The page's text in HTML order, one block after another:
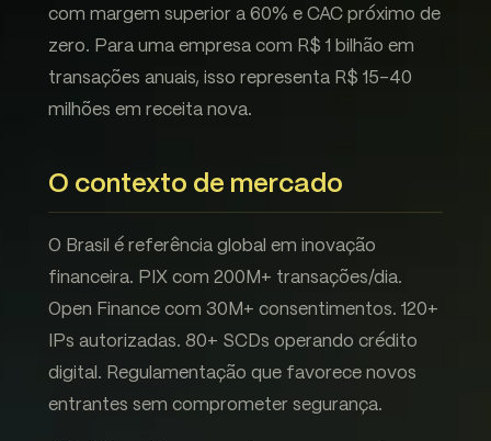
com margem superior a 60% e CAC próximo de
zero. Para uma empresa com R$ 1 bilhão em
transações anuais, isso representa R$ 15-40
milhões em receita nova.
O contexto de mercado
O Brasil é referência global em inovação
financeira. PIX com 200M+ transações/dia.
Open Finance com 30M+ consentimentos. 120+
IPs autorizadas. 80+ SCDs operando crédito
digital. Regulamentação que favorece novos
entrantes sem comprometer segurança.